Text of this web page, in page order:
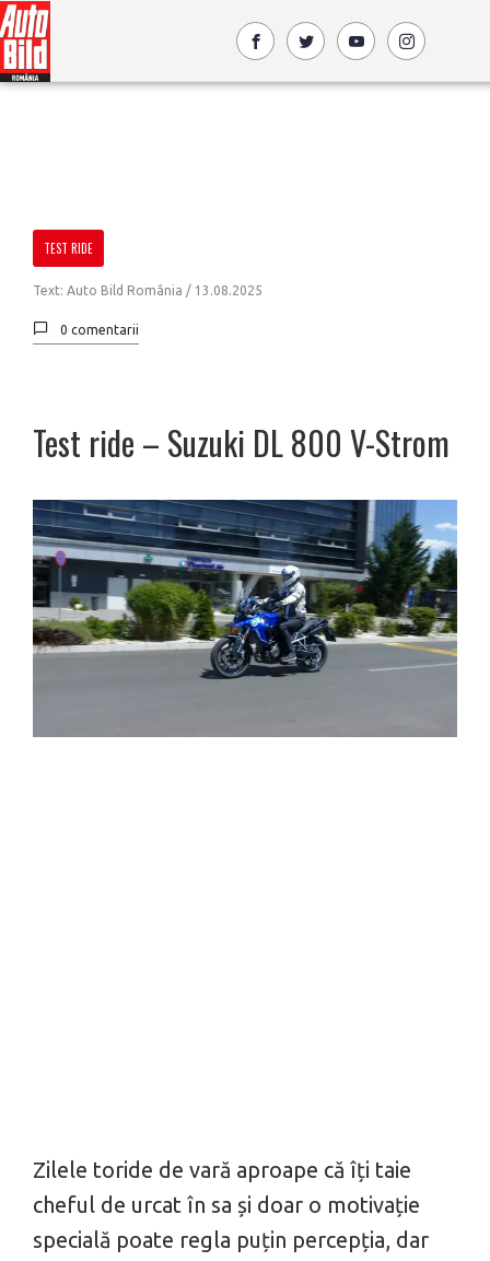
TEST RIDE
Text: Auto Bild România / 13.08.2025
0 comentarii
Test ride – Suzuki DL 800 V-Strom
Zilele toride de vară aproape că îți taie
cheful de urcat în sa și doar o motivație
specială poate regla puțin percepția, dar